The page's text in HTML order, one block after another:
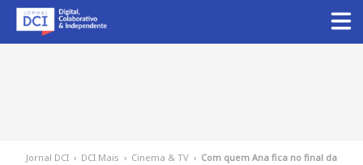
Jornal DCI › DCI Mais › Cinema & TV › Com quem Ana fica no final da